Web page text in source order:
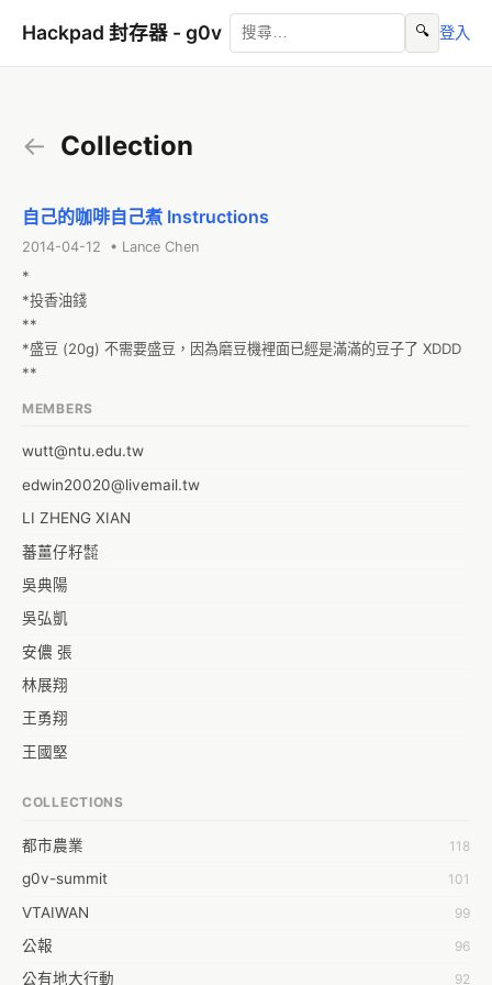
Hackpad 封存器 - g0v 🔍 登入
← Collection
自己的咖啡自己煮 Instructions
2014-04-12 • Lance Chen
*
*投香油錢
**
*盛豆 (20g) 不需要盛豆，因為磨豆機裡面已經是滿滿的豆子了 XDDD
**
MEMBERS
wutt@ntu.edu.tw
edwin20020@livemail.tw
LI ZHENG XIAN
蕃薑仔籽㍿
吳典陽
吳弘凱
安儂 張
林展翔
王勇翔
王國堅
蒼時弦也
袁乾鑫
陳泰澄
&#35377;&#24646;&#33287;
COLLECTIONS
都市農業 118
g0v-summit 101
VTAIWAN 99
公報 96
公有地大行動 92